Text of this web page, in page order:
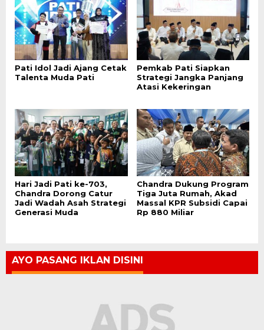
Pati Idol Jadi Ajang Cetak
Talenta Muda Pati
Pemkab Pati Siapkan
Strategi Jangka Panjang
Atasi Kekeringan
Hari Jadi Pati ke-703,
Chandra Dorong Catur
Jadi Wadah Asah Strategi
Generasi Muda
Chandra Dukung Program
Tiga Juta Rumah, Akad
Massal KPR Subsidi Capai
Rp 880 Miliar
AYO PASANG IKLAN DISINI